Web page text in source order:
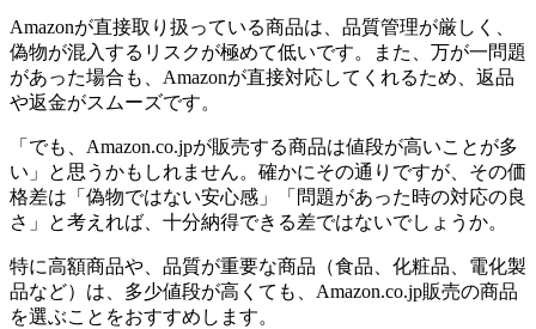
Amazonが直接取り扱っている商品は、品質管理が厳しく、
偽物が混入するリスクが極めて低いです。また、万が一問題
があった場合も、Amazonが直接対応してくれるため、返品
や返金がスムーズです。
「でも、Amazon.co.jpが販売する商品は値段が高いことが多
い」と思うかもしれません。確かにその通りですが、その価
格差は「偽物ではない安心感」「問題があった時の対応の良
さ」と考えれば、十分納得できる差ではないでしょうか。
特に高額商品や、品質が重要な商品（食品、化粧品、電化製
品など）は、多少値段が高くても、Amazon.co.jp販売の商品
を選ぶことをおすすめします。